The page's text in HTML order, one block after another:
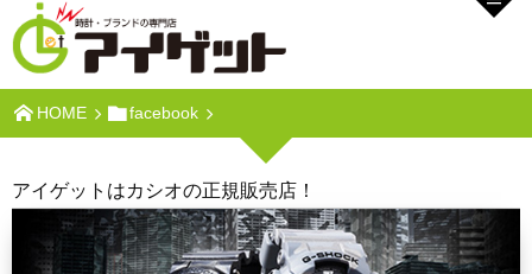
HOME facebook
アイゲットはカシオの正規販売店！